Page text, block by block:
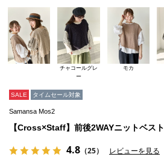
チャコールグレ
ー
モカ
SALE タイムセール対象
Samansa Mos2
【Cross×Staff】前後2WAYニットベスト
4.8 （25） レビューを見る